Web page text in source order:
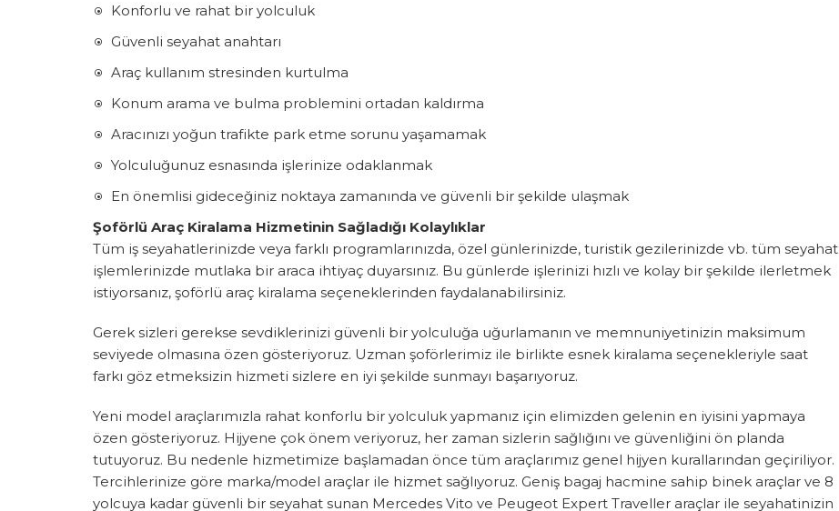
Konforlu ve rahat bir yolculuk
Güvenli seyahat anahtarı
Araç kullanım stresinden kurtulma
Konum arama ve bulma problemini ortadan kaldırma
Aracınızı yoğun trafikte park etme sorunu yaşamamak
Yolculuğunuz esnasında işlerinize odaklanmak
En önemlisi gideceğiniz noktaya zamanında ve güvenli bir şekilde ulaşmak
Şoförlü Araç Kiralama Hizmetinin Sağladığı Kolaylıklar
Tüm iş seyahatlerinizde veya farklı programlarınızda, özel günlerinizde, turistik gezilerinizde vb. tüm seyahat
işlemlerinizde mutlaka bir araca ihtiyaç duyarsınız. Bu günlerde işlerinizi hızlı ve kolay bir şekilde ilerletmek
istiyorsanız, şoförlü araç kiralama seçeneklerinden faydalanabilirsiniz.
Gerek sizleri gerekse sevdiklerinizi güvenli bir yolculuğa uğurlamanın ve memnuniyetinizin maksimum
seviyede olmasına özen gösteriyoruz. Uzman şoförlerimiz ile birlikte esnek kiralama seçenekleriyle saat
farkı göz etmeksizin hizmeti sizlere en iyi şekilde sunmayı başarıyoruz.
Yeni model araçlarımızla rahat konforlu bir yolculuk yapmanız için elimizden gelenin en iyisini yapmaya
özen gösteriyoruz. Hijyene çok önem veriyoruz, her zaman sizlerin sağlığını ve güvenliğini ön planda
tutuyoruz. Bu nedenle hizmetimize başlamadan önce tüm araçlarımız genel hijyen kurallarından geçiriliyor.
Tercihlerinize göre marka/model araçlar ile hizmet sağlıyoruz. Geniş bagaj hacmine sahip binek araçlar ve 8
yolcuya kadar güvenli bir seyahat sunan Mercedes Vito ve Peugeot Expert Traveller araçlar ile seyahatinizin